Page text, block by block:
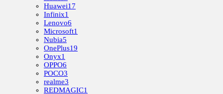
Huawei17
Infinix1
Lenovo6
Microsoft1
Nubia5
OnePlus19
Onyx1
OPPO6
POCO3
realme3
REDMAGIC1